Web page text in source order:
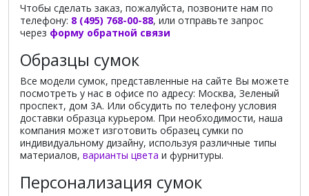
Чтобы сделать заказ, пожалуйста, позвоните нам по
телефону: 8 (495) 768-00-88, или отправьте запрос
через форму обратной связи
Образцы сумок
Все модели сумок, представленные на сайте Вы можете
посмотреть у нас в офисе по адресу: Москва, Зеленый
проспект, дом 3А. Или обсудить по телефону условия
доставки образца курьером. При необходимости, наша
компания может изготовить образец сумки по
индивидуальному дизайну, используя различные типы
материалов, варианты цвета и фурнитуры.
Персонализация сумок